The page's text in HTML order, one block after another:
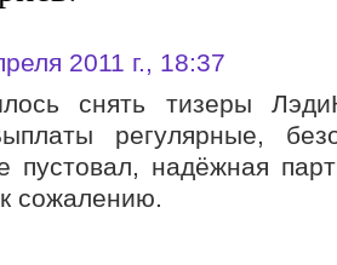
2011 г., 18:37
снять тизеры
регулярные,
пустовал, надёжная
сожалению.